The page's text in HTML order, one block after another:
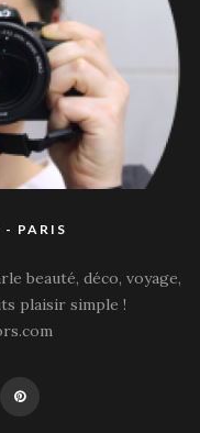
- PARIS
beauté, déco, voyage,
plaisir simple !